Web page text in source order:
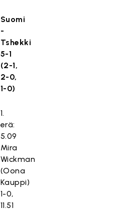
Suomi
-
Tshekki
5-1
(2-1,
2-0,
1-0)
1.
erä:
5.09
Mira
Wickman
(Oona
Kauppi)
1-0,
11.51